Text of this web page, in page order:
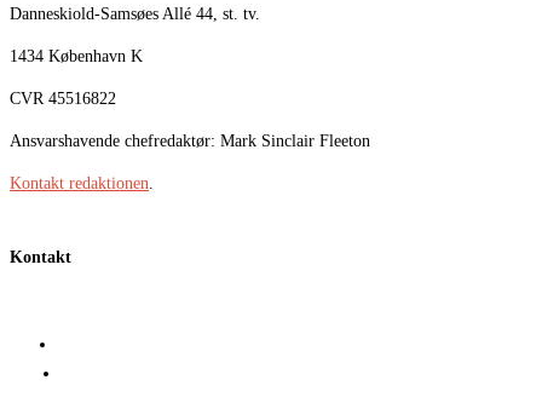
Danneskiold-Samsøes Allé 44, st. tv.
1434 København K
CVR 45516822
Ansvarshavende chefredaktør: Mark Sinclair Fleeton
Kontakt redaktionen
Kontakt